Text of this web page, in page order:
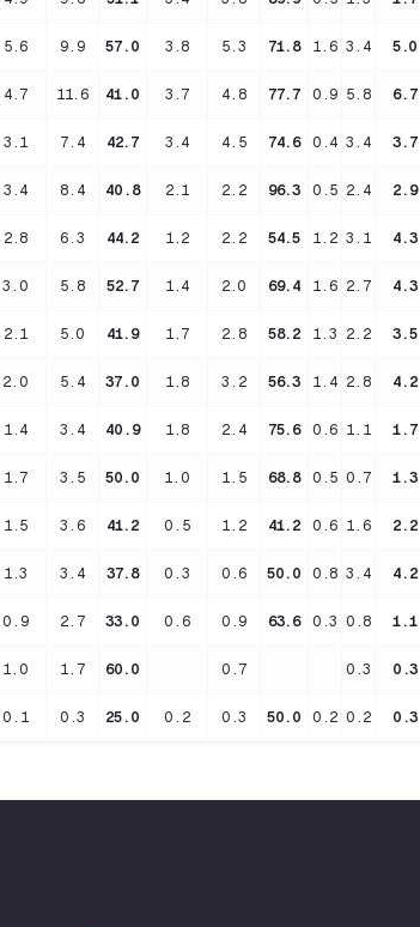
5.6 9.9 57.0 3.8 5.3 71.8 1.6 3.4 5.0
4.7 11.6 41.0 3.7 4.8 77.7 0.9 5.8 6.7
3.1 7.4 42.7 3.4 4.5 74.6 0.4 3.4 3.7
3.4 8.4 40.8 2.1 2.2 96.3 0.5 2.4 2.9
2.8 6.3 44.2 1.2 2.2 54.5 1.2 3.1 4.3
3.0 5.8 52.7 1.4 2.0 69.4 1.6 2.7 4.3
2.1 5.0 41.9 1.7 2.8 58.2 1.3 2.2 3.5
2.0 5.4 37.0 1.8 3.2 56.3 1.4 2.8 4.2
1.4 3.4 40.9 1.8 2.4 75.6 0.6 1.1 1.7
1.7 3.5 50.0 1.0 1.5 68.8 0.5 0.7 1.3
1.5 3.6 41.2 0.5 1.2 41.2 0.6 1.6 2.2
1.3 3.4 37.8 0.3 0.6 50.0 0.8 3.4 4.2
0.9 2.7 33.0 0.6 0.9 63.6 0.3 0.8 1.1
1.0 1.7 60.0 0.7 0.3 0.3
0.1 0.3 25.0 0.2 0.3 50.0 0.2 0.2 0.3